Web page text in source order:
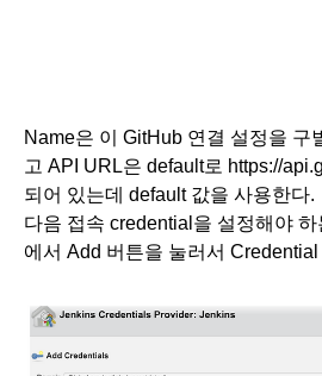
Name은 이 GitHub 연결 설정을 구
고 API URL은 default로 https://
되어 있는데 default 값을 사용한다.
다음 접속 credential을 설정해야
에서 Add 버튼을 눌러서